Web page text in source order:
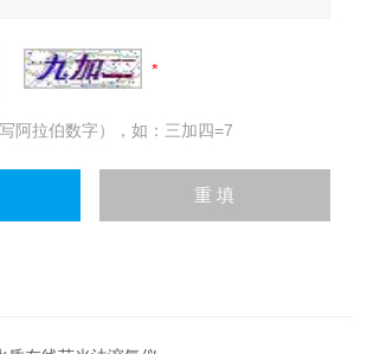
阿拉伯数字），如：三加四=7